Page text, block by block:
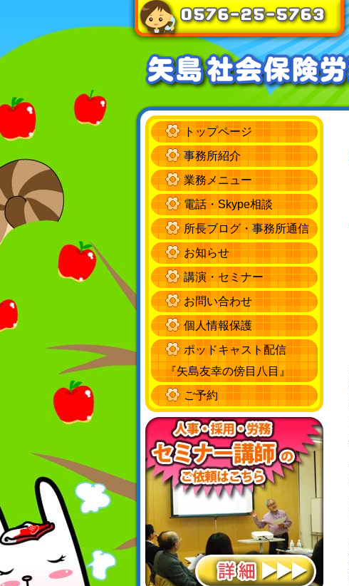
トップページ
事務所紹介
業務メニュー
電話・Skype相談
所長ブログ・事務所通信
お知らせ
講演・セミナー
お問い合わせ
個人情報保護
ポッドキャスト配信
『矢島友幸の傍目八目』
ご予約